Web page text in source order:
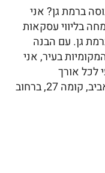
ברמת גן? אני
בליווי עסקאות
גן. עם הבנה
בעיר, אני
לכל אורך
הדרך. משרדנו ממוקם במגדל משה אביב, קומה 27, ברחוב